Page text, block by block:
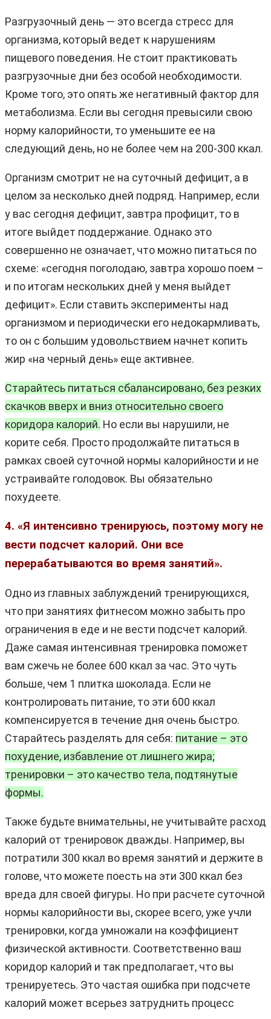
Разгрузочный день — это всегда стресс для
организма, который ведет к нарушениям
пищевого поведения. Не стоит практиковать
разгрузочные дни без особой необходимости.
Кроме того, это опять же негативный фактор для
метаболизма. Если вы сегодня превысили свою
норму калорийности, то уменьшите ее на
следующий день, но не более чем на 200-300 ккал.
Организм смотрит не на суточный дефицит, а в
целом за несколько дней подряд. Например, если
у вас сегодня дефицит, завтра профицит, то в
итоге выйдет поддержание. Однако это
совершенно не означает, что можно питаться по
схеме: «сегодня поголодаю, завтра хорошо поем –
и по итогам нескольких дней у меня выйдет
дефицит». Если ставить эксперименты над
организмом и периодически его недокармливать,
то он с большим удовольствием начнет копить
жир «на черный день» еще активнее.
Старайтесь питаться сбалансировано, без резких
скачков вверх и вниз относительно своего
коридора калорий. Но если вы нарушили, не
корите себя. Просто продолжайте питаться в
рамках своей суточной нормы калорийности и не
устраивайте голодовок. Вы обязательно
похудеете.
4. «Я интенсивно тренируюсь, поэтому могу не
вести подсчет калорий. Они все
перерабатываются во время занятий».
Одно из главных заблуждений тренирующихся,
что при занятиях фитнесом можно забыть про
ограничения в еде и не вести подсчет калорий.
Даже самая интенсивная тренировка поможет
вам сжечь не более 600 ккал за час. Это чуть
больше, чем 1 плитка шоколада. Если не
контролировать питание, то эти 600 ккал
компенсируется в течение дня очень быстро.
Старайтесь разделять для себя: питание – это
похудение, избавление от лишнего жира;
тренировки – это качество тела, подтянутые
формы.
Также будьте внимательны, не учитывайте расход
калорий от тренировок дважды. Например, вы
потратили 300 ккал во время занятий и держите в
голове, что можете поесть на эти 300 ккал без
вреда для своей фигуры. Но при расчете суточной
нормы калорийности вы, скорее всего, уже учли
тренировки, когда умножали на коэффициент
физической активности. Соответственно ваш
коридор калорий и так предполагает, что вы
тренируетесь. Это частая ошибка при подсчете
калорий может всерьез затруднить процесс